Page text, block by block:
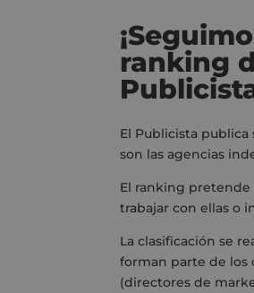
ranking
El Publicista publica
son las agencias
El ranking pretende
trabajar con ellas o
La clasificación se
forman parte de los
(directores de